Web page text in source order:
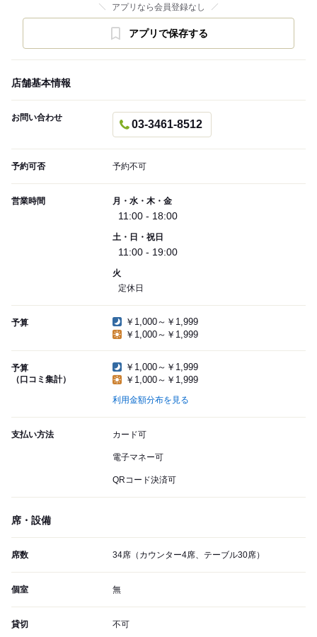
アプリなら会員登録なし
アプリで保存する
店舗基本情報
お問い合わせ
03-3461-8512
予約可否 予約不可
営業時間 月・水・木・金
11:00 - 18:00
土・日・祝日
11:00 - 19:00
火
定休日
予算
￥1,000～￥1,999
￥1,000～￥1,999
予算
（口コミ集計）
￥1,000～￥1,999
￥1,000～￥1,999
利用金額分布を見る
支払い方法 カード可
電子マネー可
QRコード決済可
席・設備
席数 34席（カウンター4席、テーブル30席）
個室 無
貸切 不可